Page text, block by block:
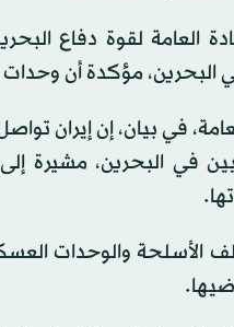
العامة لقوة دفاع
البحرين، مؤكدة أن
في بيان، إن إيران
في البحرين، مشيرة
الأسلحة والوحدات